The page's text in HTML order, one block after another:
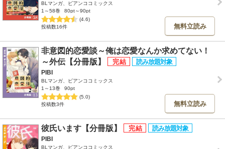
BLマンガ、ビアンココミックス
1～58巻
80pt～90pt
(4.6)
投稿数16件
無料立読み
非意図的恋愛談～俺は恋愛なんか求めてない！
～外伝【分冊版】
PIBI
BLマンガ、ビアンココミックス
1～13巻
90pt
(5.0)
投稿数3件
無料立読み
彼氏います【分冊版】
PIBI
BLマンガ、ビアンココミックス